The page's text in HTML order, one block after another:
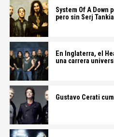
System Of A Down
pero sin Serj
En Inglaterra, el
una carrera
Gustavo Cerati